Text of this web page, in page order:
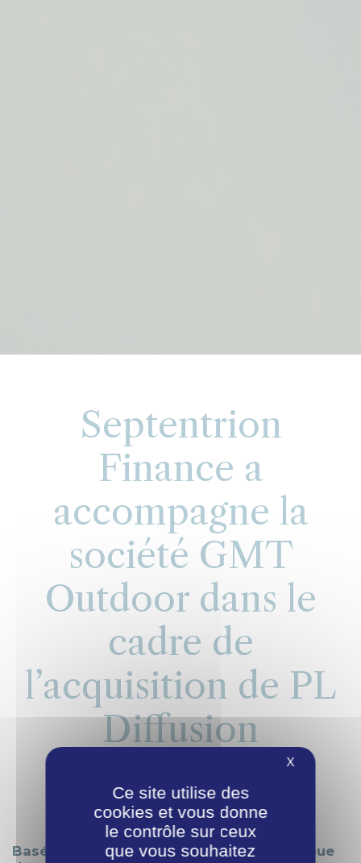
Septentrion
Finance a
accompagne la
société GMT
Outdoor dans le
cadre de
l’acquisition de PL
Diffusion
Basée dans la Drôme, PL Diffusion distribue
X
Ce site utilise des
cookies et vous donne
le contrôle sur ceux
que vous souhaitez